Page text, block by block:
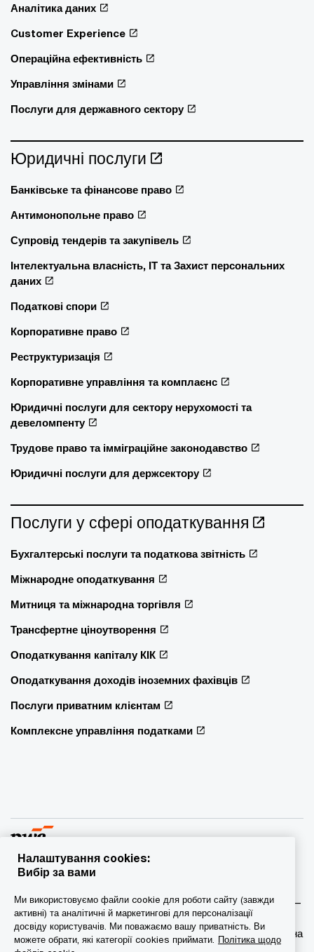
Аналітика даних
Customer Experience
Операційна ефективність
Управління змінами
Послуги для державного сектору
Юридичні послуги
Банківське та фінансове право
Антимонопольне право
Супровід тендерів та закупівель
Інтелектуальна власність, ІТ та Захист персональних
даних
Податкові спори
Корпоративне право
Реструктуризація
Корпоративне управління та комплаєнс
Юридичні послуги для сектору нерухомості та
девеломпенту
Трудове право та імміграційне законодавство
Юридичні послуги для держсектору
Послуги у сфері оподаткування
Бухгалтерські послуги та податкова звітність
Міжнародне оподаткування
Митниця та міжнародна торгівля
Трансфертне ціноутворення
Оподаткування капіталу КІК
Оподаткування доходів іноземних фахівців
Послуги приватним клієнтам
Комплексне управління податками
учасник/фірми-учасниці мережі PwC, а в деяких випадках –
міжнародна мережа PwC. Кожна фірма мережі є
самостійною юридичною особою. Докладніша інформація на
веб-сторінці www.pwc.com/structure.
Налаштування cookies:
Вибір за вами
Ми використовуємо файли cookie для роботи сайту (завжди
активні) та аналітичні й маркетингові для персоналізації
досвіду користувачів. Ми поважаємо вашу приватність. Ви
можете обрати, які категорії cookies приймати. Політика щодо